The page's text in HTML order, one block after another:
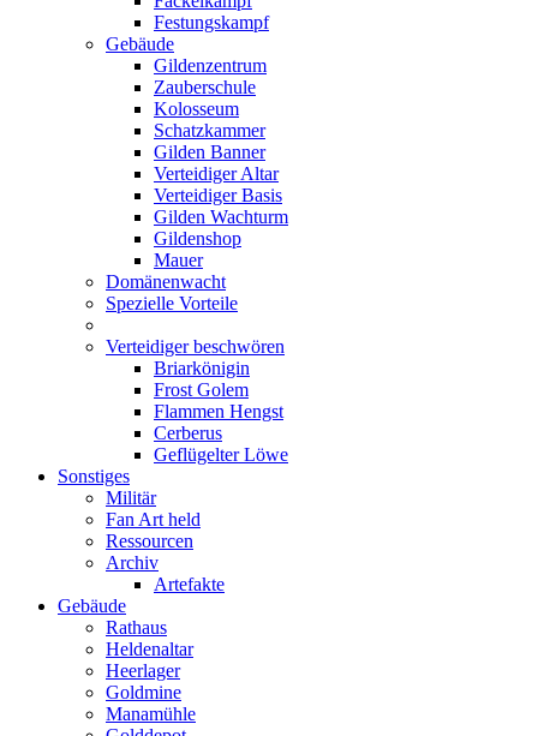
Festungskampf
Gebäude
Gildenzentrum
Zauberschule
Kolosseum
Schatzkammer
Gilden Banner
Verteidiger Altar
Verteidiger Basis
Gilden Wachturm
Gildenshop
Mauer
Domänenwacht
Spezielle Vorteile
Verteidiger beschwören
Briarkönigin
Frost Golem
Flammen Hengst
Cerberus
Geflügelter Löwe
Sonstiges
Militär
Fan Art held
Ressourcen
Archiv
Artefakte
Gebäude
Rathaus
Heldenaltar
Heerlager
Goldmine
Manamühle